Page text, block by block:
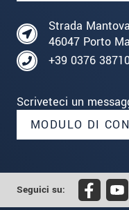
Strada
46047 Porto
+39 0376
Scriveteci un
MODULO DI
Seguici su: